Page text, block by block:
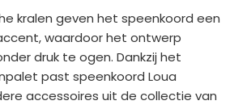
kralen geven het speenkoord een
waardoor het ontwerp
druk te ogen. Dankzij het
past speenkoord Loua
accessoires uit de collectie van